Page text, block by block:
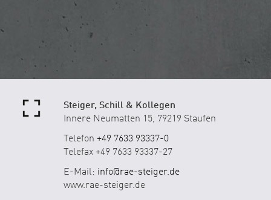
Steiger, Schill & Kollegen
Innere Neumatten 15, 79219 Staufen
Telefon +49 7633 93337-0
Telefax +49 7633 93337-27
E-Mail: info@rae-steiger.de
www.rae-steiger.de